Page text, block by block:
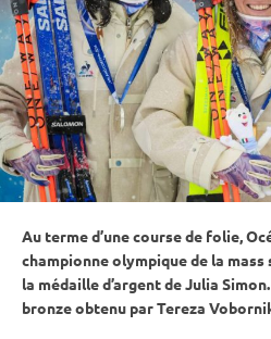
Au terme d’une course de folie,
championne olympique de la
la médaille d’argent de Julia
bronze obtenu par Tereza